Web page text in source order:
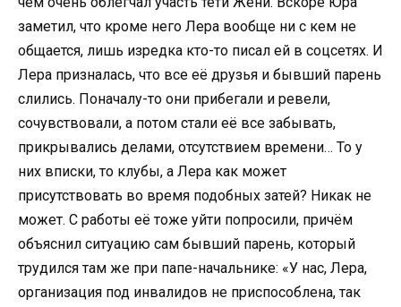
заметил, что кроме него Лера вообще ни с кем не
общается, лишь изредка кто-то писал ей в соцсетях. И
Лера призналась, что все её друзья и бывший парень
слились. Поначалу-то они прибегали и ревели,
сочувствовали, а потом стали её все забывать,
прикрывались делами, отсутствием времени… То у
них вписки, то клубы, а Лера как может
присутствовать во время подобных затей? Никак не
может. С работы её тоже уйти попросили, причём
объяснил ситуацию сам бывший парень, который
трудился там же при папе-начальнике: «У нас, Лера,
организация под инвалидов не приспособлена, так